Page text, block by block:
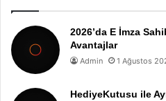
2026’da E İmza
Avantajlar
Admin 1 Ağustos
HediyeKutusu ile